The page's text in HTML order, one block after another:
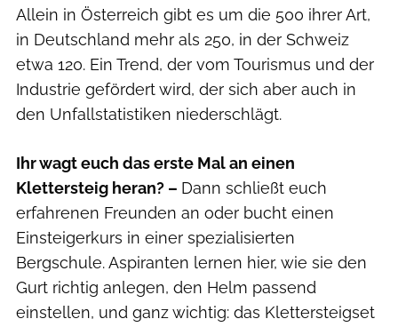
Allein in Österreich gibt es um die 500 ihrer Art,
in Deutschland mehr als 250, in der Schweiz
etwa 120. Ein Trend, der vom Tourismus und der
Industrie gefördert wird, der sich aber auch in
den Unfallstatistiken niederschlägt.
Ihr wagt euch das erste Mal an einen
Klettersteig heran? – Dann schließt euch
erfahrenen Freunden an oder bucht einen
Einsteigerkurs in einer spezialisierten
Bergschule. Aspiranten lernen hier, wie sie den
Gurt richtig anlegen, den Helm passend
einstellen, und ganz wichtig: das Klettersteigset